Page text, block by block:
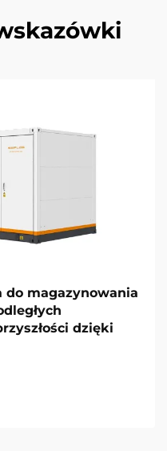
do magazynowania
dzięki